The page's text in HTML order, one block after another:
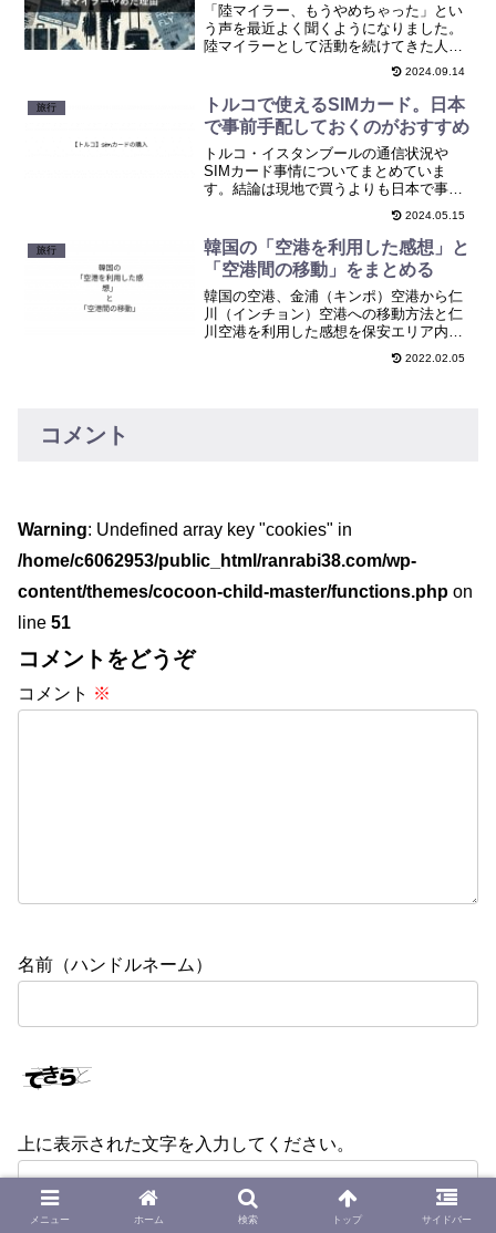
「陸マイラー、もうやめちゃった」とい
う声を最近よく聞くようになりました。
陸マイラーとして活動を続けてきた人た
ちが、その活動をやめる理由にはどんな
背景があるのでしょうか？せっかく貯め
たマイルが思ったように使えなかった
り、ポイントの管理がストレ...
2024.09.14
旅行
トルコで使えるSIMカード。日本
で事前手配しておくのがおすすめ
トルコ・イスタンブールの通信状況や
SIMカード事情についてまとめていま
す。結論は現地で買うよりも日本で事前
に買っていくことです。詳しくはご覧く
2024.05.15
旅行
韓国の「空港を利用した感想」と
「空港間の移動」をまとめる
韓国の空港、金浦（キンポ）空港から仁
川（インチョン）空港への移動方法と仁
川空港を利用した感想を保安エリア内と
外それぞれについてまとめました。今後
韓国に行く方、トランジットで利用する
2022.02.05
コメント
Warning: Undefined array key "cookies" in
/home/c6062953/public_html/ranrabi38.com/wp-
content/themes/cocoon-child-master/functions.php on
line 51
コメントをどうぞ
コメント ※
名前（ハンドルネーム）
上に表示された文字を入力してください。
メニュー ホーム 検索 トップ サイドバー